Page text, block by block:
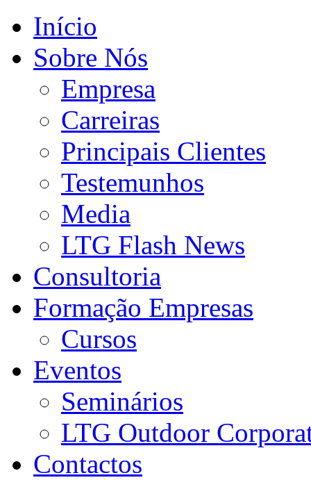
Início
Sobre Nós
Empresa
Carreiras
Principais Clientes
Testemunhos
Media
LTG Flash News
Consultoria
Formação Empresas
Cursos
Eventos
Seminários
LTG Outdoor
Contactos